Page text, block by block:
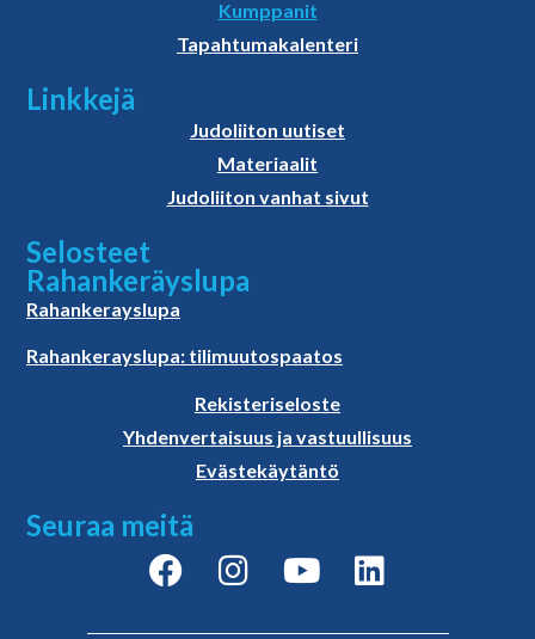
Kumppanit
Tapahtumakalenteri
Linkkejä
Judoliiton uutiset
Materiaalit
Judoliiton vanhat sivut
Selosteet
Rahankeräyslupa
Rahankerayslupa
Rahankerayslupa: tilimuutospaatos
Rekisteriseloste
Yhdenvertaisuus ja vastuullisuus
Evästekäytäntö
Seuraa meitä